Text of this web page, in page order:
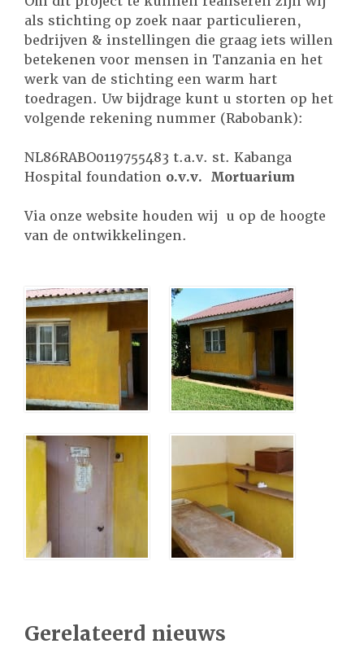
als stichting op zoek naar particulieren,
bedrijven & instellingen die graag iets willen
betekenen voor mensen in Tanzania en het
werk van de stichting een warm hart
toedragen. Uw bijdrage kunt u storten op het
volgende rekening nummer (Rabobank):
NL86RABO0119755483 t.a.v. st. Kabanga
Hospital foundation o.v.v. Mortuarium
Via onze website houden wij u op de hoogte
van de ontwikkelingen.
Gerelateerd nieuws